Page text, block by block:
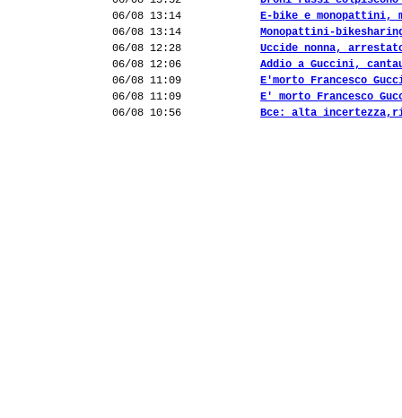
06/08 13:14
E-bike e monopattini,
06/08 13:14
Monopattini-
06/08 12:28
Uccide nonna,
06/08 12:06
Addio a Guccini,
06/08 11:09
E'morto Francesco
06/08 11:09
E' morto Francesco
06/08 10:56
Bce: alta